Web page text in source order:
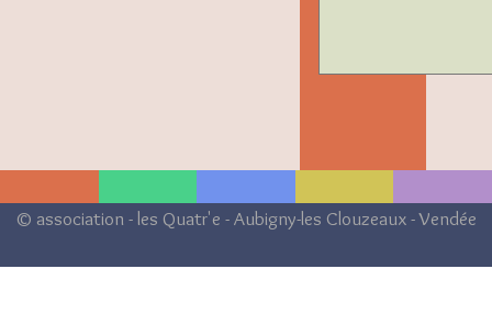
© association - les Quatr'e - Aubigny-les Clouzeaux - Vendée